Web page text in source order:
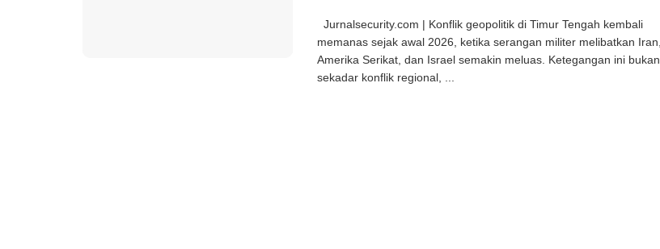
Jurnalsecurity.com | Konflik geopolitik di Timur Tengah kembali
memanas sejak awal 2026, ketika serangan militer melibatkan Iran,
Amerika Serikat, dan Israel semakin meluas. Ketegangan ini bukan
sekadar konflik regional, ...